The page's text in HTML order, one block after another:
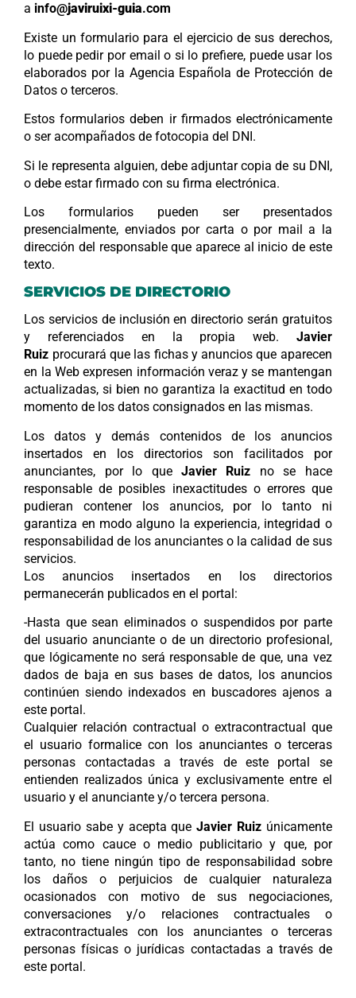
a info@javiruixi-guia.com
Existe un formulario para el ejercicio de sus derechos,
lo puede pedir por email o si lo prefiere, puede usar los
elaborados por la Agencia Española de Protección de
Datos o terceros.
Estos formularios deben ir firmados electrónicamente
o ser acompañados de fotocopia del DNI.
Si le representa alguien, debe adjuntar copia de su DNI,
o debe estar firmado con su firma electrónica.
Los formularios pueden ser presentados
presencialmente, enviados por carta o por mail a la
dirección del responsable que aparece al inicio de este
texto.
SERVICIOS DE DIRECTORIO
Los servicios de inclusión en directorio serán gratuitos
y referenciados en la propia web. Javier
Ruiz procurará que las fichas y anuncios que aparecen
en la Web expresen información veraz y se mantengan
actualizadas, si bien no garantiza la exactitud en todo
momento de los datos consignados en las mismas.
Los datos y demás contenidos de los anuncios
insertados en los directorios son facilitados por
anunciantes, por lo que Javier Ruiz no se hace
responsable de posibles inexactitudes o errores que
pudieran contener los anuncios, por lo tanto ni
garantiza en modo alguno la experiencia, integridad o
responsabilidad de los anunciantes o la calidad de sus
servicios.
Los anuncios insertados en los directorios
permanecerán publicados en el portal:
-Hasta que sean eliminados o suspendidos por parte
del usuario anunciante o de un directorio profesional,
que lógicamente no será responsable de que, una vez
dados de baja en sus bases de datos, los anuncios
continúen siendo indexados en buscadores ajenos a
este portal.
Cualquier relación contractual o extracontractual que
el usuario formalice con los anunciantes o terceras
personas contactadas a través de este portal se
entienden realizados única y exclusivamente entre el
usuario y el anunciante y/o tercera persona.
El usuario sabe y acepta queJavier Ruizúnicamente
actúa como cauce o medio publicitario y que, por
tanto, no tiene ningún tipo de responsabilidad sobre
los daños o perjuicios de cualquier naturaleza
ocasionados con motivo de sus negociaciones,
conversaciones y/o relaciones contractuales o
extracontractuales con los anunciantes o terceras
personas físicas o jurídicas contactadas a través de
este portal.